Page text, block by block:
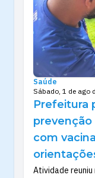
Saúde
Sábado, 1 de ago
Prefeitura
prevenção
com
Atividade